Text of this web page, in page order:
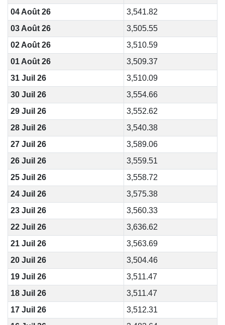
04 Août 26
3,541.82
03 Août 26
3,505.55
02 Août 26
3,510.59
01 Août 26
3,509.37
31 Juil 26
3,510.09
30 Juil 26
3,554.66
29 Juil 26
3,552.62
28 Juil 26
3,540.38
27 Juil 26
3,589.06
26 Juil 26
3,559.51
25 Juil 26
3,558.72
24 Juil 26
3,575.38
23 Juil 26
3,560.33
22 Juil 26
3,636.62
21 Juil 26
3,563.69
20 Juil 26
3,504.46
19 Juil 26
3,511.47
18 Juil 26
3,511.47
17 Juil 26
3,512.31